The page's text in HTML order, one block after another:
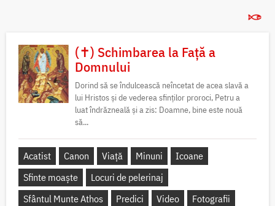
(✝) Schimbarea la Față a
Domnului
Dorind să se îndulcească neîncetat de acea slavă a
lui Hristos și de vederea sfinților proroci, Petru a
luat îndrăzneală și a zis: Doamne, bine este nouă
să...
Acatist Canon Viață Minuni
Icoane
Sfinte moaște
Locuri de pelerinaj
Sfântul Munte Athos
Predici Video Fotografii